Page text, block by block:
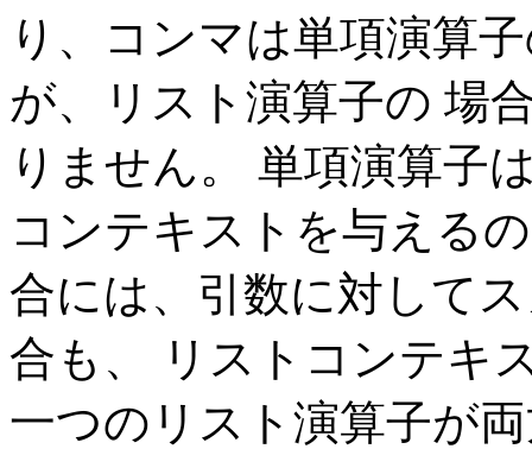
り、コンマは単項演算
が、リスト演算子の 場
りません。 単項演算子
コンテキストを与える
合には、引数に対して
合も、 リストコンテキ
一つのリスト演算子が